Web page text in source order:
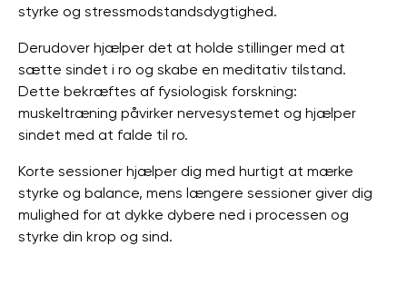
styrke og stressmodstandsdygtighed.
Derudover hjælper det at holde stillinger med at
sætte sindet i ro og skabe en meditativ tilstand.
Dette bekræftes af fysiologisk forskning:
muskeltræning påvirker nervesystemet og hjælper
sindet med at falde til ro.
Korte sessioner hjælper dig med hurtigt at mærke
styrke og balance, mens længere sessioner giver dig
mulighed for at dykke dybere ned i processen og
styrke din krop og sind.